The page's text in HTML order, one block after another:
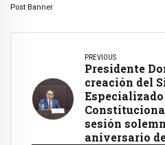
Post Banner
PREVIOUS
Presidente
creación del
sesión
aniversario